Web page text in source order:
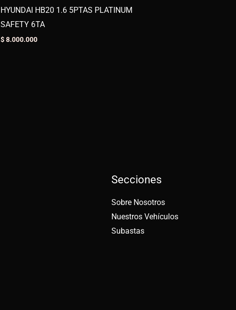
HYUNDAI HB20 1.6 5PTAS PLATINUM
SAFETY 6TA
$8.000.000
Secciones
Sobre Nosotros
Nuestros Vehículos
Subastas